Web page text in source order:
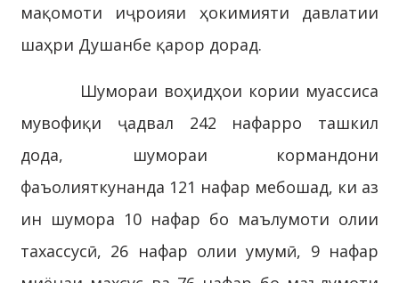
мақомоти иҷроияи ҳокимияти давлатии
шаҳри Душанбе қарор дорад.
Шумораи воҳидҳои кории муассиса
мувофиқи ҷадвал 242 нафарро ташкил
дода, шумораи кормандони
фаъолияткунанда 121 нафар мебошад, ки аз
ин шумора 10 нафар бо маълумоти олии
тахассусӣ, 26 нафар олии умумӣ, 9 нафар